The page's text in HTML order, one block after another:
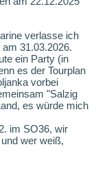
verlasse ich
31.03.2026.
ein Party (in
es der Tourplan
vorbei
"Salzig
es würde mich
im SO36, wir
wer weiß,